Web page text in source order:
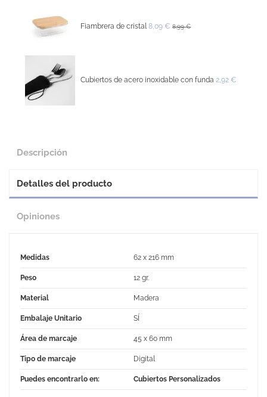
Fiambrera de cristal 8,09 € 8,99 €
Cubiertos de acero inoxidable con funda 2,92 €
Descripción
Detalles del producto
Opiniones
Medidas 62 x 216 mm
Peso 12 gr.
Material Madera
Embalaje Unitario SÍ
Área de marcaje 45 x 60 mm
Tipo de marcaje Digital
Puedes encontrarlo en: Cubiertos Personalizados